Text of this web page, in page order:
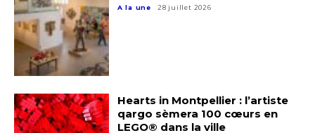
A la une 28 juillet 2026
Hearts in Montpellier : l’artiste
qargo sèmera 100 cœurs en
LEGO® dans la ville